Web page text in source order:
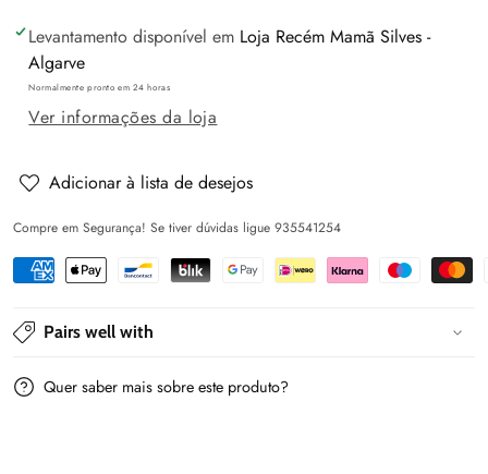
quantidade
de
Fato
banho
-
-
Mayoral
quantidade
Fato
banho
-
-
Mayoral
Levantamento disponível em Loja Recém Mamã Silves -
Algarve
Normalmente pronto em 24 horas
Ver informações da loja
Adicionar à lista de desejos
Compre em Segurança! Se tiver dúvidas ligue 935541254
Pairs well with
Quer saber mais sobre este produto?